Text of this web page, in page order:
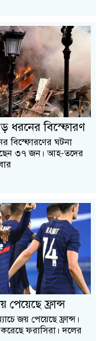
ধরনের বিস্ফোরণ
বিস্ফোরণের ঘটনা
৩৭ জন। আহ-তদের
পেয়েছে ফ্রান্স
জয় পেয়েছে ফ্রান্স।
ফরাসিরা। দলের